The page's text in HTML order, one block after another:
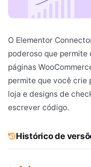
O Elementor
poderoso que permite
páginas
permite que você crie
loja e designs de
escrever código.
Histórico de